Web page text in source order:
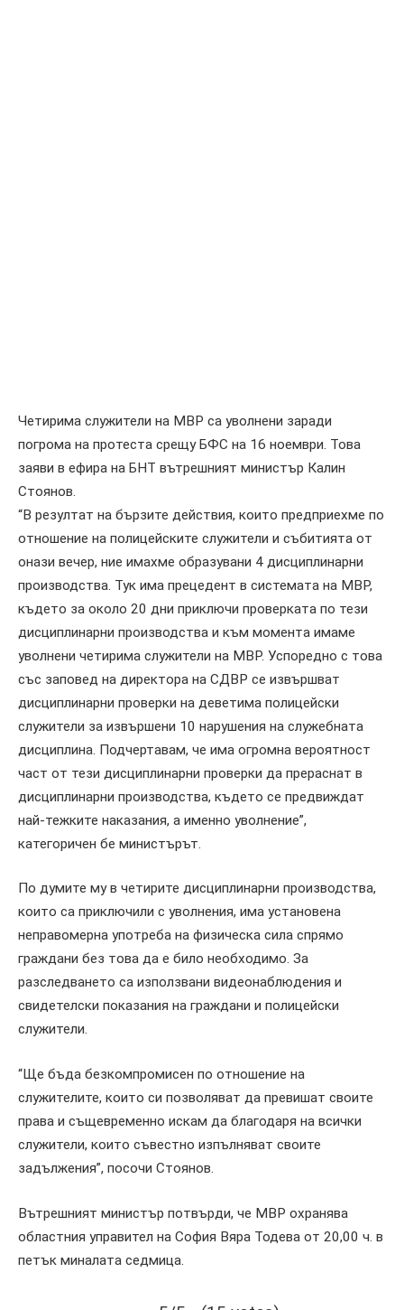
Четирима служители на МВР са уволнени заради
погрома на протеста срещу БФС на 16 ноември. Това
заяви в ефира на БНТ вътрешният министър Калин
Стоянов.
“В резултат на бързите действия, които предприехме по
отношение на полицейските служители и събитията от
онази вечер, ние имахме образувани 4 дисциплинарни
производства. Тук има прецедент в системата на МВР,
където за около 20 дни приключи проверката по тези
дисциплинарни производства и към момента имаме
уволнени четирима служители на МВР. Успоредно с това
със заповед на директора на СДВР се извършват
дисциплинарни проверки на деветима полицейски
служители за извършени 10 нарушения на служебната
дисциплина. Подчертавам, че има огромна вероятност
част от тези дисциплинарни проверки да прераснат в
дисциплинарни производства, където се предвиждат
най-тежките наказания, а именно уволнение”,
категоричен бе министърът.
По думите му в четирите дисциплинарни производства,
които са приключили с уволнения, има установена
неправомерна употреба на физическа сила спрямо
граждани без това да е било необходимо. За
разследването са използвани видеонаблюдения и
свидетелски показания на граждани и полицейски
служители.
“Ще бъда безкомпромисен по отношение на
служителите, които си позволяват да превишат своите
права и същевременно искам да благодаря на всички
служители, които съвестно изпълняват своите
задължения”, посочи Стоянов.
Вътрешният министър потвърди, че МВР охранява
областния управител на София Вяра Тодева от 20,00 ч. в
петък миналата седмица.